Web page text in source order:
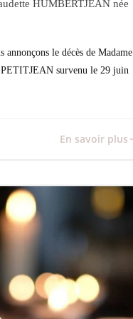
HUMBERTJEAN née
annonçons le décès de Madame
survenu le 29 juin
En savoir plus